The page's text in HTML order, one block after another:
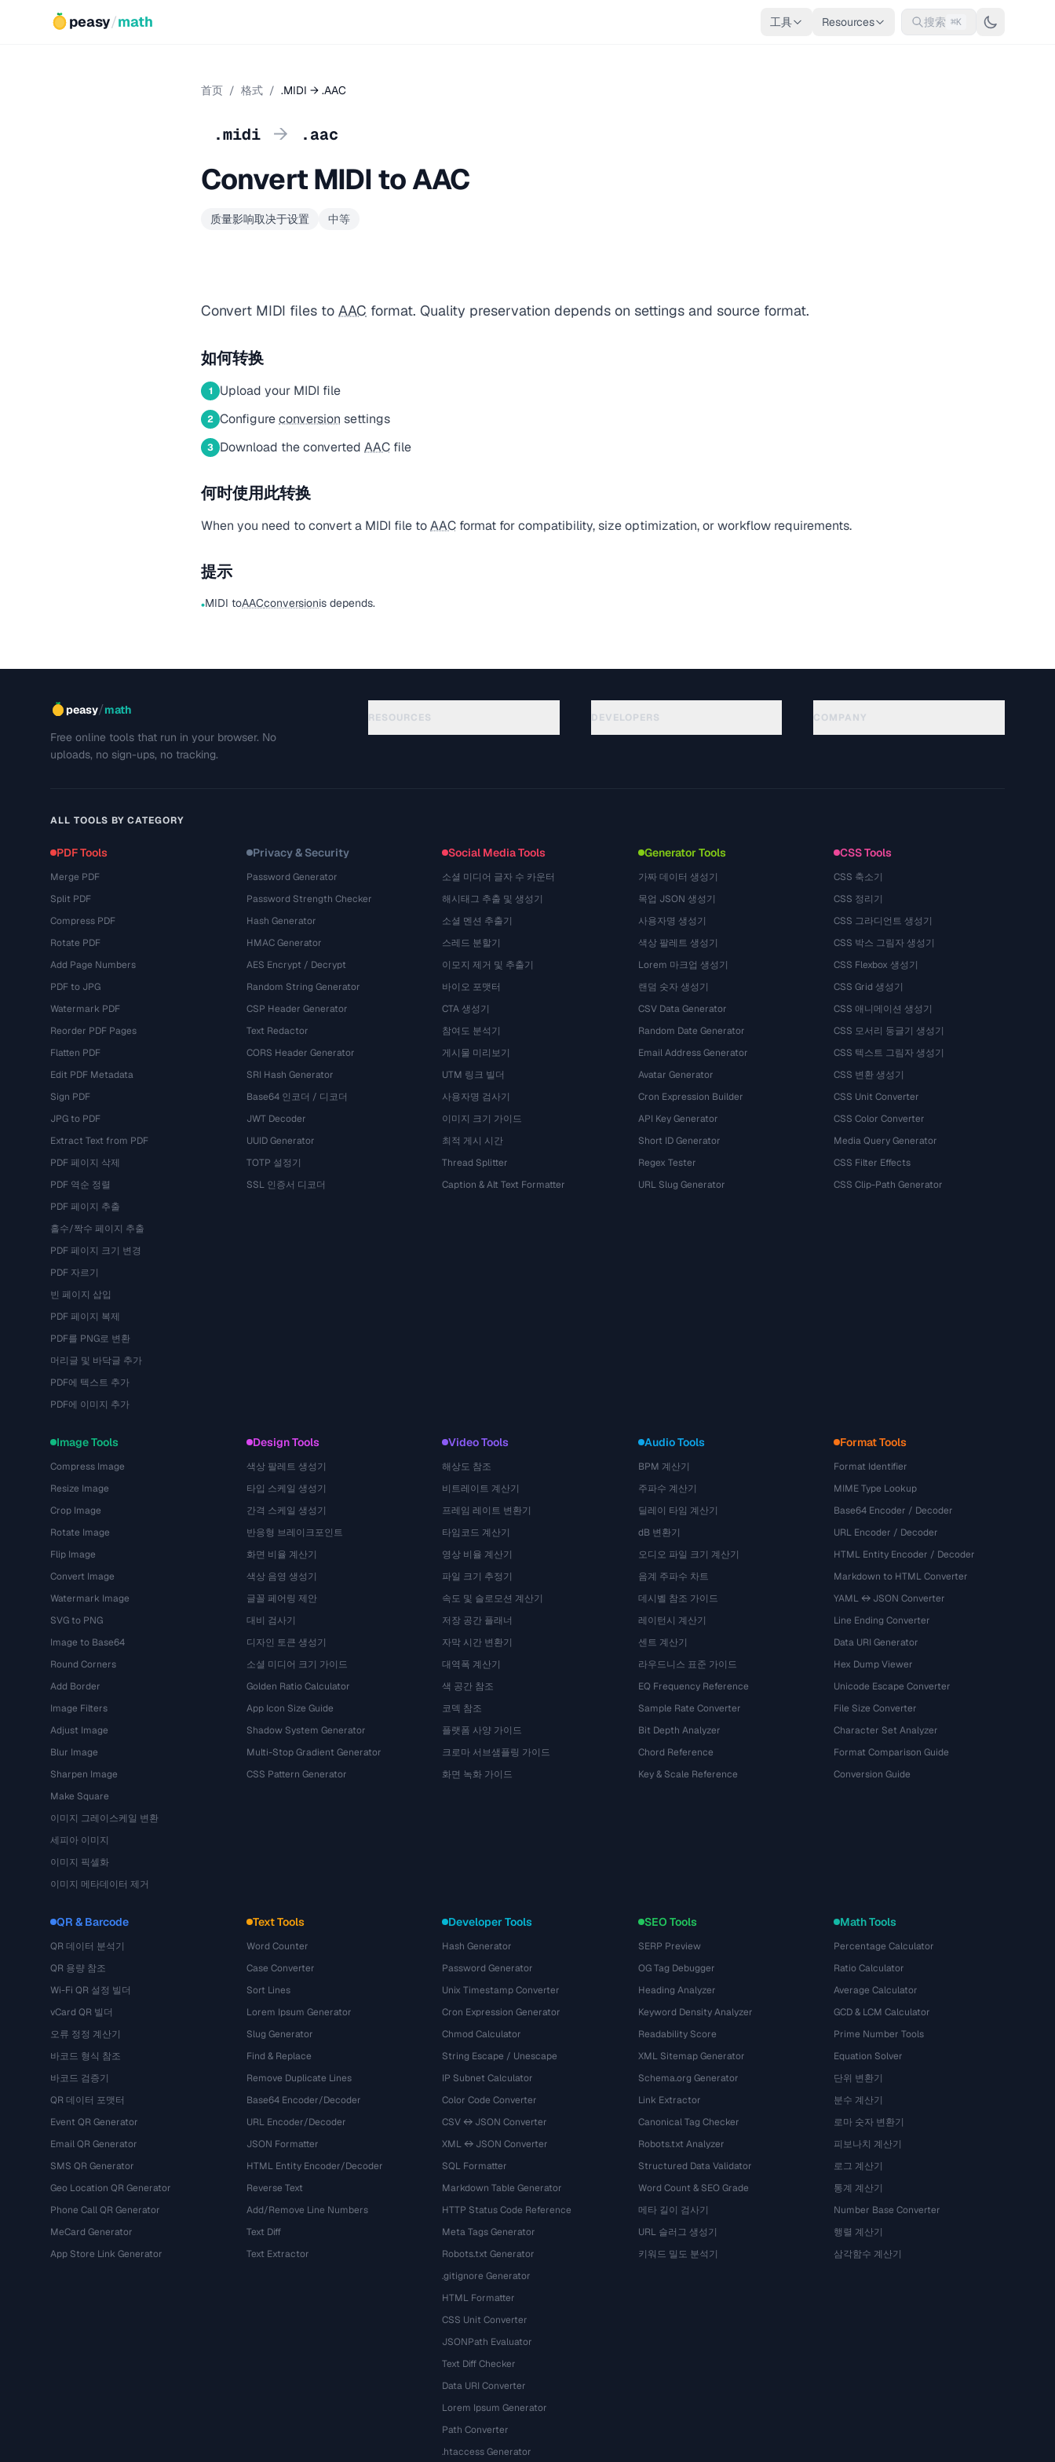
peasy/math 工具 Resources 搜索 ⌘K
首页 / 格式 / .MIDI → .AAC
.midi → .aac
Convert MIDI to AAC
质量影响取决于设置 中等
Convert MIDI files to AAC format. Quality preservation depends on settings and source format.
如何转换
1 Upload your MIDI file
2 Configureconversion settings
3 Download the converted AAC file
何时使用此转换
When you need to convert a MIDI file toAAC format for compatibility, size optimization, or workflow requirements.
提示
•MIDI toAACconversionis depends.
peasy/math
Free online tools that run in your browser. No
uploads, no sign-ups, no tracking.
RESOURCES DEVELOPERS COMPANY
ALL TOOLS BY CATEGORY
PDF Tools
Merge PDF
Split PDF
Compress PDF
Rotate PDF
Add Page Numbers
PDF to JPG
Watermark PDF
Reorder PDF Pages
Flatten PDF
Edit PDF Metadata
Sign PDF
JPG to PDF
Extract Text from PDF
PDF 페이지 삭제
PDF 역순 정렬
PDF 페이지 추출
홀수/짝수 페이지 추출
PDF 페이지 크기 변경
PDF 자르기
빈 페이지 삽입
PDF 페이지 복제
PDF를 PNG로 변환
머리글 및 바닥글 추가
PDF에 텍스트 추가
PDF에 이미지 추가
Privacy & Security
Password Generator
Password Strength Checker
Hash Generator
HMAC Generator
AES Encrypt / Decrypt
Random String Generator
CSP Header Generator
Text Redactor
CORS Header Generator
SRI Hash Generator
Base64 인코더 / 디코더
JWT Decoder
UUID Generator
TOTP 설정기
SSL 인증서 디코더
Social Media Tools
소셜 미디어 글자 수 카운터
해시태그 추출 및 생성기
소셜 멘션 추출기
스레드 분할기
이모지 제거 및 추출기
바이오 포맷터
CTA 생성기
참여도 분석기
게시물 미리보기
UTM 링크 빌더
사용자명 검사기
이미지 크기 가이드
최적 게시 시간
Thread Splitter
Caption & Alt Text Formatter
Generator Tools
가짜 데이터 생성기
목업 JSON 생성기
사용자명 생성기
색상 팔레트 생성기
Lorem 마크업 생성기
랜덤 숫자 생성기
CSV Data Generator
Random Date Generator
Email Address Generator
Avatar Generator
Cron Expression Builder
API Key Generator
Short ID Generator
Regex Tester
URL Slug Generator
CSS Tools
CSS 축소기
CSS 정리기
CSS 그라디언트 생성기
CSS 박스 그림자 생성기
CSS Flexbox 생성기
CSS Grid 생성기
CSS 애니메이션 생성기
CSS 모서리 둥글기 생성기
CSS 텍스트 그림자 생성기
CSS 변환 생성기
CSS Unit Converter
CSS Color Converter
Media Query Generator
CSS Filter Effects
CSS Clip-Path Generator
Image Tools
Compress Image
Resize Image
Crop Image
Rotate Image
Flip Image
Convert Image
Watermark Image
SVG to PNG
Image to Base64
Round Corners
Add Border
Image Filters
Adjust Image
Blur Image
Sharpen Image
Make Square
이미지 그레이스케일 변환
세피아 이미지
이미지 픽셀화
이미지 메타데이터 제거
Design Tools
색상 팔레트 생성기
타입 스케일 생성기
간격 스케일 생성기
반응형 브레이크포인트
화면 비율 계산기
색상 음영 생성기
글꼴 페어링 제안
대비 검사기
디자인 토큰 생성기
소셜 미디어 크기 가이드
Golden Ratio Calculator
App Icon Size Guide
Shadow System Generator
Multi-Stop Gradient Generator
CSS Pattern Generator
Video Tools
해상도 참조
비트레이트 계산기
프레임 레이트 변환기
타임코드 계산기
영상 비율 계산기
파일 크기 추정기
속도 및 슬로모션 계산기
저장 공간 플래너
자막 시간 변환기
대역폭 계산기
색 공간 참조
코덱 참조
플랫폼 사양 가이드
크로마 서브샘플링 가이드
화면 녹화 가이드
Audio Tools
BPM 계산기
주파수 계산기
딜레이 타임 계산기
dB 변환기
오디오 파일 크기 계산기
음계 주파수 차트
데시벨 참조 가이드
레이턴시 계산기
센트 계산기
라우드니스 표준 가이드
EQ Frequency Reference
Sample Rate Converter
Bit Depth Analyzer
Chord Reference
Key & Scale Reference
Format Tools
Format Identifier
MIME Type Lookup
Base64 Encoder / Decoder
URL Encoder / Decoder
HTML Entity Encoder / Decoder
Markdown to HTML Converter
YAML ↔ JSON Converter
Line Ending Converter
Data URI Generator
Hex Dump Viewer
Unicode Escape Converter
File Size Converter
Character Set Analyzer
Format Comparison Guide
Conversion Guide
QR & Barcode
QR 데이터 분석기
QR 용량 참조
Wi-Fi QR 설정 빌더
vCard QR 빌더
오류 정정 계산기
바코드 형식 참조
바코드 검증기
QR 데이터 포맷터
Event QR Generator
Email QR Generator
SMS QR Generator
Geo Location QR Generator
Phone Call QR Generator
MeCard Generator
App Store Link Generator
Text Tools
Word Counter
Case Converter
Sort Lines
Lorem Ipsum Generator
Slug Generator
Find & Replace
Remove Duplicate Lines
Base64 Encoder/Decoder
URL Encoder/Decoder
JSON Formatter
HTML Entity Encoder/Decoder
Reverse Text
Add/Remove Line Numbers
Text Diff
Text Extractor
Developer Tools
Hash Generator
Password Generator
Unix Timestamp Converter
Cron Expression Generator
Chmod Calculator
String Escape / Unescape
IP Subnet Calculator
Color Code Converter
CSV ↔ JSON Converter
XML ↔ JSON Converter
SQL Formatter
Markdown Table Generator
HTTP Status Code Reference
Meta Tags Generator
Robots.txt Generator
.gitignore Generator
HTML Formatter
CSS Unit Converter
JSONPath Evaluator
Text Diff Checker
Data URI Converter
Lorem Ipsum Generator
Path Converter
.htaccess Generator
SEO Tools
SERP Preview
OG Tag Debugger
Heading Analyzer
Keyword Density Analyzer
Readability Score
XML Sitemap Generator
Schema.org Generator
Link Extractor
Canonical Tag Checker
Robots.txt Analyzer
Structured Data Validator
Word Count & SEO Grade
메타 길이 검사기
URL 슬러그 생성기
키워드 밀도 분석기
Math Tools
Percentage Calculator
Ratio Calculator
Average Calculator
GCD & LCM Calculator
Prime Number Tools
Equation Solver
단위 변환기
분수 계산기
로마 숫자 변환기
피보나치 계산기
로그 계산기
통계 계산기
Number Base Converter
행렬 계산기
삼각함수 계산기